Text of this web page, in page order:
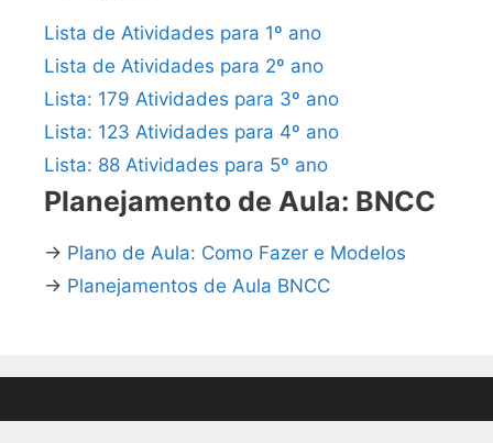
Lista de Atividades para 1º ano
Lista de Atividades para 2º ano
Lista: 179 Atividades para 3º ano
Lista: 123 Atividades para 4º ano
Lista: 88 Atividades para 5º ano
Planejamento de Aula: BNCC
→ Plano de Aula: Como Fazer e Modelos
→ Planejamentos de Aula BNCC